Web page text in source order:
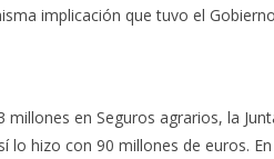
implicación que tuvo el
en Seguros agrarios, la
hizo con 90 millones de euros.